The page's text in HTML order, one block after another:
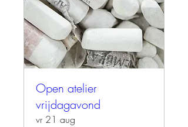
Open atelier
vrijdagavond
vr 21 aug